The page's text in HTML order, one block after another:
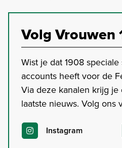
Volg Vrouwen
Wist je dat 1908
accounts heeft voor de
Via deze kanalen krijg
laatste nieuws. Volg ons
Instagram